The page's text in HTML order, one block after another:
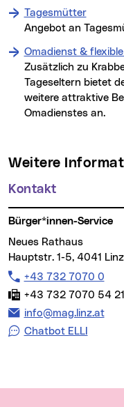
Tagesmütter
Angebot an
Omadienst &
Zusätzlich zu
Tageseltern bietet
weitere attraktive
Omadienstes an.
Weitere
Kontakt
Bürger*innen-Service
Neues Rathaus
Hauptstr. 1-5, 4041 Linz
Telefon:
+43 732 7070 0
Fax:
+43 732 7070 54
E-Mail Adresse:
info@mag.linz.at
Chatbot ELLI